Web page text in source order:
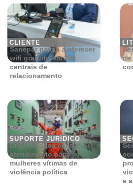
CLIENTE
Sanepar passa a oferecer
wifi gratuito em 290
centrais de
relacionamento
de
SUPORTE JURÍDICO
DPE-PR lança central de
atendimento para
mulheres vítimas de
violência política
e